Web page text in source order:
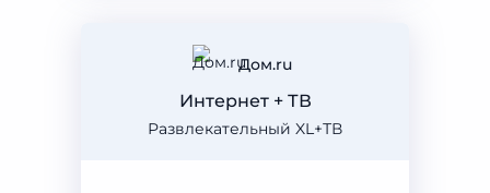
Дом.ru
Развлекательный XL+ТВ
Интернет + ТВ